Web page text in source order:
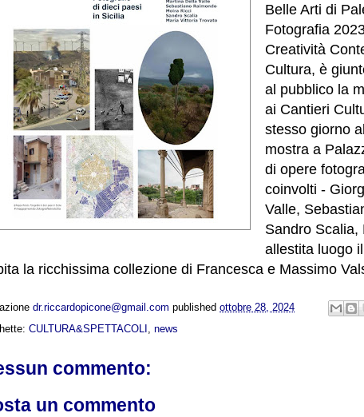
Belle Arti di
Fotografia
Creatività
Cultura, è
al pubblico la
ai Cantieri
stesso giorno
mostra a
di opere
coinvolti -
Valle,
Sandro Scalia,
allestita luogo
la ricchissima collezione di Francesca e Massimo
dr.riccardopicone@gmail.com published ottobre 28, 2024
CULTURA&SPETTACOLI news
commento:
un commento